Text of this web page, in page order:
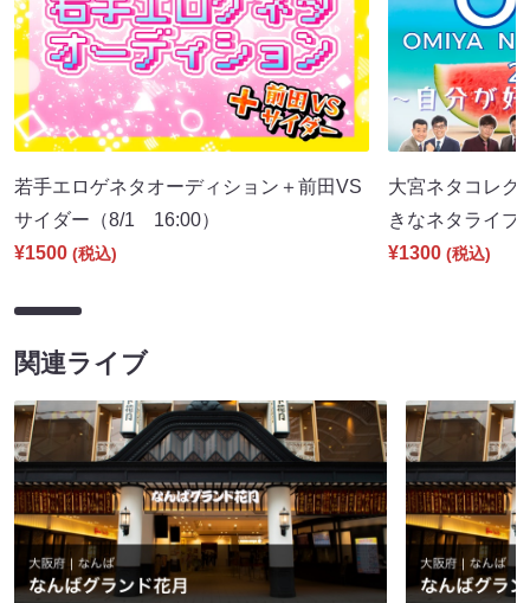
若手エロゲネタオーディション＋前田VS
サイダー（8/1 16:00）
¥1500 (税込)
大宮ネタコレク
きなネタライ
¥1300 (税込)
関連ライブ